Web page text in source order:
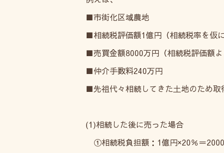
■市街化区域農地
■相続税評価額1億円（相続税率を仮
■売買金額8000万円（相続税評価額よ
■仲介手数料240万円
■先祖代々相続してきた土地のため取
(1)相続した後に売った場合
①相続税負担額：1億円×20％＝